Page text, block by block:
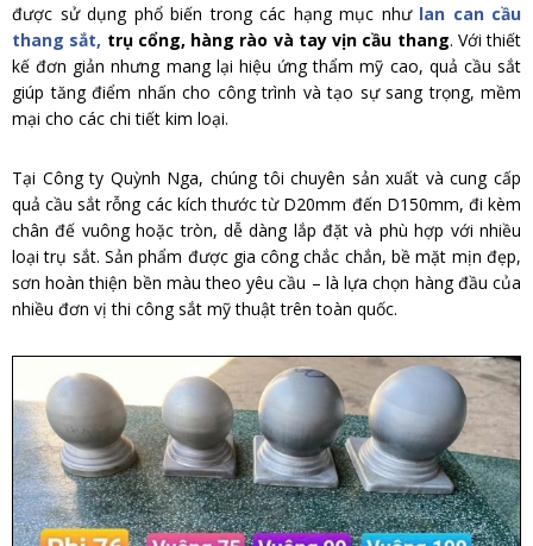
được sử dụng phổ biến trong các hạng mục như lan can cầu
thang sắt, trụ cổng, hàng rào và tay vịn cầu thang. Với thiết
kế đơn giản nhưng mang lại hiệu ứng thẩm mỹ cao, quả cầu sắt
giúp tăng điểm nhấn cho công trình và tạo sự sang trọng, mềm
mại cho các chi tiết kim loại.
Tại Công ty Quỳnh Nga, chúng tôi chuyên sản xuất và cung cấp
quả cầu sắt rỗng các kích thước từ D20mm đến D150mm, đi kèm
chân đế vuông hoặc tròn, dễ dàng lắp đặt và phù hợp với nhiều
loại trụ sắt. Sản phẩm được gia công chắc chắn, bề mặt mịn đẹp,
sơn hoàn thiện bền màu theo yêu cầu – là lựa chọn hàng đầu của
nhiều đơn vị thi công sắt mỹ thuật trên toàn quốc.